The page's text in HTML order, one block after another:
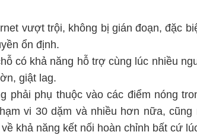
vượt trội, không bị gián đoạn, đặc
ổn định.
có khả năng hỗ trợ cùng lúc nhiều
giật lag.
phải phụ thuộc vào các điểm nóng
vi 30 dặm và nhiều hơn nữa, cũng
khả năng kết nối hoàn chỉnh bất cứ